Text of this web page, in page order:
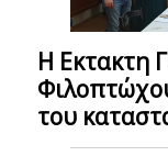
Η Εκτακτη
του